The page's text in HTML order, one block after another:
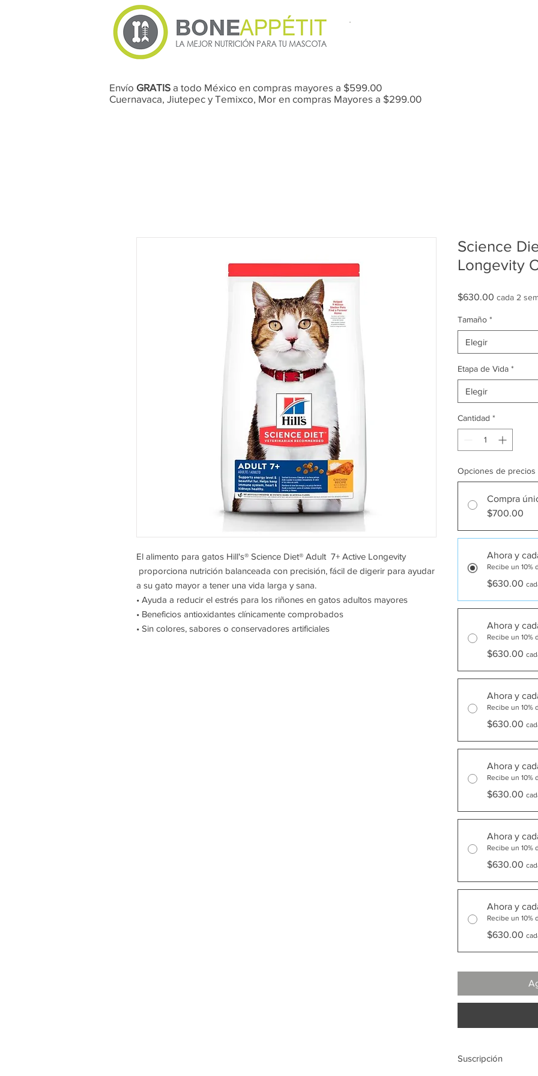
Envío GRATIS a todo México en compras mayores a $599.00
Cuernavaca, Jiutepec y Temixco, Mor en compras Mayores a $299.00
El alimento para gatos Hill's® Science Diet® Adult 7+ Active Longevity
proporciona nutrición balanceada con precisión, fácil de digerir para ayudar
a su gato mayor a tener una vida larga y sana.
• Ayuda a reducir el estrés para los riñones en gatos adultos mayores
• Beneficios antioxidantes clínicamente comprobados
• Sin colores, sabores o conservadores artificiales
Science
Longevity
$630.00 Precio
cada 2
Tamaño *
Elegir
Etapa de Vida *
Elegir
Cantidad *
Opciones de precios
Compra
$700.00
Ahora y
Recibe un 10%
$630.00
Ahora y
Recibe un 10%
$630.00
Ahora y
Recibe un 10%
$630.00
Ahora y
Recibe un 10%
$630.00
Ahora y
Recibe un 10%
$630.00
Ahora y
Recibe un 10%
$630.00
Suscripción